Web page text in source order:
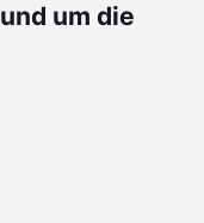
um die